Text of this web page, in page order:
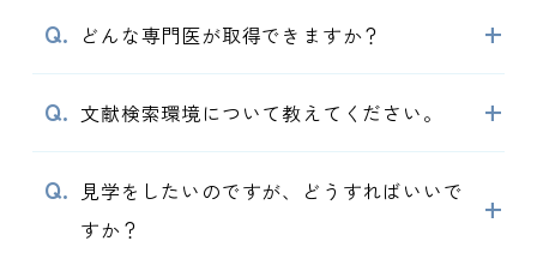
どんな専門医が取得できますか？ +
文献検索環境について教えてください。 +
見学をしたいのですが、どうすればいいで
すか？
+